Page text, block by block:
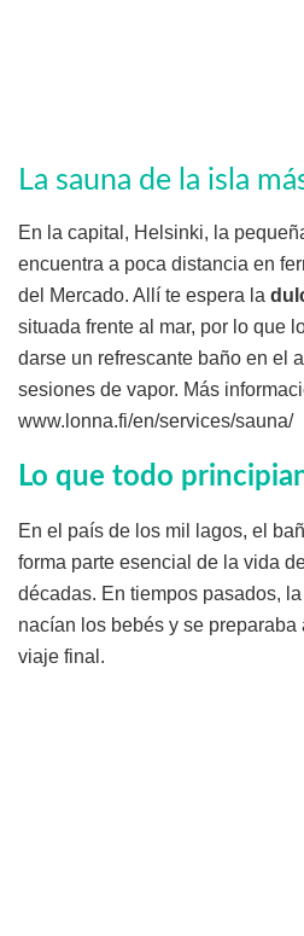
La sauna de la isla
En la capital, Helsinki, la
encuentra a poca distancia en
del Mercado. Allí te espera la
situada frente al mar, por lo que
darse un refrescante baño en el
sesiones de vapor. Más
www.lonna.fi/en/services/sauna/
Lo que todo
En el país de los mil lagos, el
forma parte esencial de la vida
décadas. En tiempos pasados,
nacían los bebés y se preparaba
viaje final.